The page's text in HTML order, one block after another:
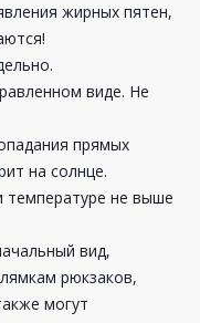
жирных пятен,
виде. Не
прямых
на солнце.
не выше
вид,
рюкзаков,
могут